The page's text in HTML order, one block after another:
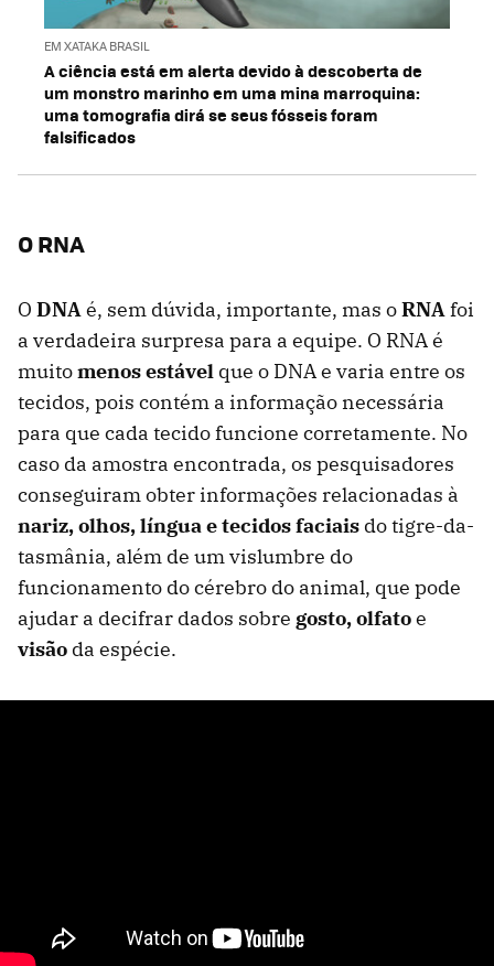
EM XATAKA BRASIL
A ciência está em alerta devido à descoberta de
um monstro marinho em uma mina marroquina:
uma tomografia dirá se seus fósseis foram
falsificados
O RNA
O DNA é, sem dúvida, importante, mas oRNA foi
a verdadeira surpresa para a equipe. O RNA é
muitomenos estável que o DNA e varia entre os
tecidos, pois contém a informação necessária
para que cada tecido funcione corretamente. No
caso da amostra encontrada, os pesquisadores
conseguiram obter informações relacionadas à
nariz, olhos, língua e tecidos faciais do tigre-da-
tasmânia, além de um vislumbre do
funcionamento do cérebro do animal, que pode
ajudar a decifrar dados sobre gosto, olfatoe
visão da espécie.